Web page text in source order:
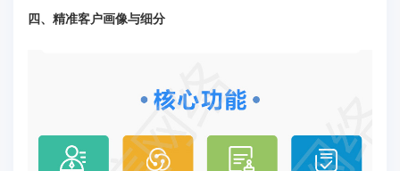
四、精准客户画像与细分